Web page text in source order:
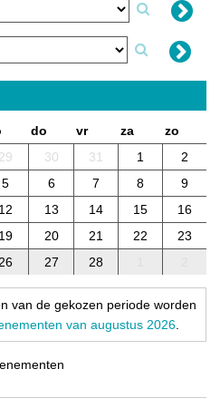
do vr za
zo
29 30 31 1
2
5 6 7 8
9
12 13 14 15
16
19 20 21 22
23
26 27 28
van de gekozen periode worden
van augustus 2026